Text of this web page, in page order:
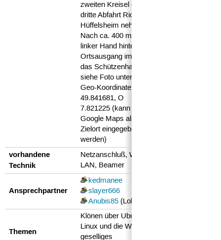
zweiten Kreisel die
dritte Abfahrt Richtung
Hüffelsheim nehmen.
Nach ca. 400 m liegt
linker Hand hinterm
Ortsausgang im Wald
das Schützenhaus
siehe Foto unten)
Geo-Koordinate: N
49.841681, O
7.821225 (kann so in
Google Maps als
Zielort eingegeben
werden)
vorhandene
Technik
Netzanschluß, W-
LAN, Beamer
Ansprechpartner
kedmanee
slayer666
Anubis85 (Lokation)
Themen
Klönen über Ubuntu,
Linux und die Welt,
geselliges